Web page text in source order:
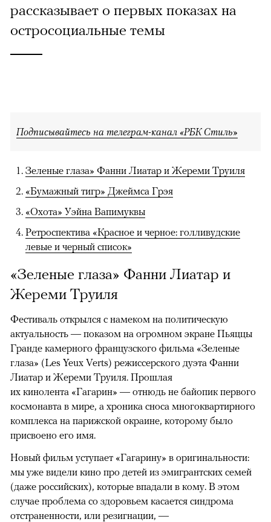
рассказывает о первых показах на
остросоциальные темы
Подписывайтесь на телеграм-канал «РБК Стиль»
Зеленые глаза» Фанни Лиатар и Жереми Труиля
«Бумажный тигр» Джеймса Грэя
«Охота» Уэйна Вапимуквы
Ретроспектива «Красное и черное: голливудские
левые и черный список»
«Зеленые глаза» Фанни Лиатар и
Жереми Труиля
Фестиваль открылся с намеком на политическую
актуальность — показом на огромном экране Пьяццы
Гранде камерного французского фильма «Зеленые
глаза» (Les Yeux Verts) режиссерского дуэта Фанни
Лиатар и Жереми Труиля. Прошлая
их кинолента «Гагарин» — отнюдь не байопик первого
космонавта в мире, а хроника сноса многоквартирного
комплекса на парижской окраине, которому было
присвоено его имя.
Новый фильм уступает «Гагарину» в оригинальности:
мы уже видели кино про детей из эмигрантских семей
(даже российских), которые впадали в кому. В этом
случае проблема со здоровьем касается синдрома
отстраненности, или резигнации, —